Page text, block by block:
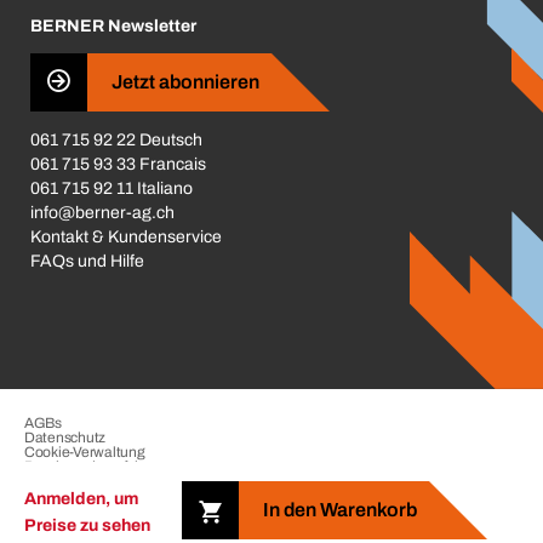
Anmelden, um
Preise zu sehen
In den Warenkorb
Business Conduct
BERNER Newsletter
Jetzt abonnieren
061 715 92 22 Deutsch
061 715 93 33 Francais
061 715 92 11 Italiano
info@berner-ag.ch
Kontakt & Kundenservice
FAQs und Hilfe
Copyright © 2026 der BERNER Gruppe. Alle Rechte vorbehalten.
AGBs
Datenschutz
Cookie-Verwaltung
Beschwerdeverfahren